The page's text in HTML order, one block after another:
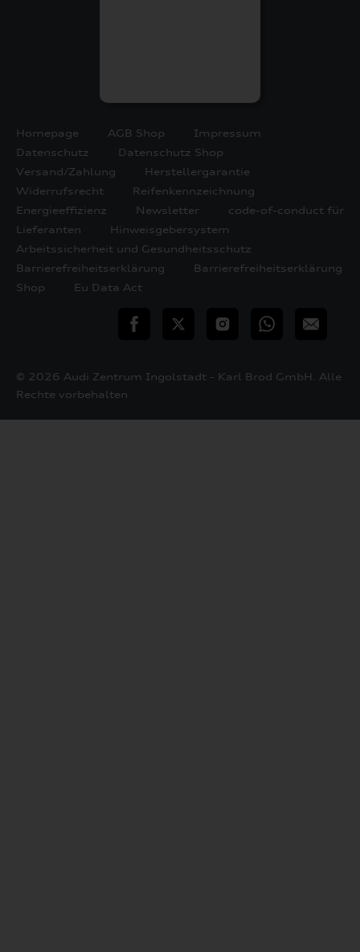
Homepage AGB Shop
Impressum
Datenschutz
Datenschutz Shop
Versand/Zahlung
Herstellergarantie
Widerrufsrecht
Reifenkennzeichnung
Energieeffizienz
Newsletter
code-of-conduct für
Lieferanten
Hinweisgebersystem
Arbeitssicherheit und Gesundheitsschutz
Barrierefreiheitserklärung
Barrierefreiheitserklärung
Shop
Eu Data Act
teilen Twitter InstagramWhatsApp
E-
© 2026 Audi Zentrum Ingolstadt - Karl Brod GmbH. Alle
Rechte vorbehalten